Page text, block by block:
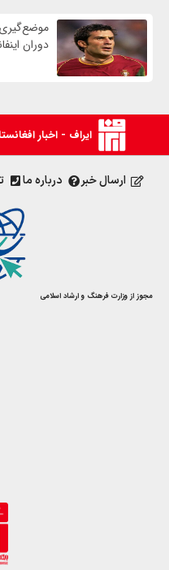
موضع‌گیری
دوران
ایراف - اخبار
ارسال خبر درباره ما
مجوز از وزارت فرهنگ و ارشاد اسلامی